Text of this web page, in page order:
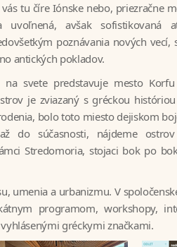
tu číre Iónske nebo, priezračne
avšak sofistikovaná
poznávania nových
antických pokladov.
svete predstavuje mesto
je zviazaný s gréckou
bolo toto miesto dejiskom
do súčasnosti, nájdeme
Stredomoria, stojaci bok po
umenia a urbanizmu. V
programom, workshopy,
gréckymi značkami.